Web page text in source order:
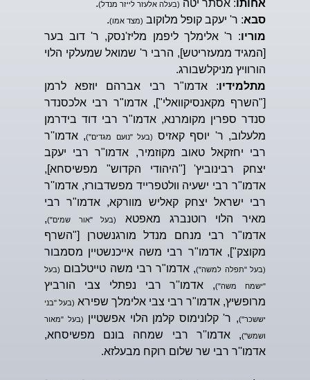
אחותו: אסתר יטה (בעלה אלעזר לייזר מנדל).
סבא: ר' יעקב קופל מלוקוב (מצד אמו).
מוריו: ר' אלימלך ליפמן מליז'נסק, ר' דוב בער
[המגיד ממעזריטש], הרבי ר' שמואל שמעלקי הלוי
הורוויץ מניקלשבורג.
מתלמידיו: אדמו"ר רבי אברהם יוזפא לרמן
["השרף מקאנסיקוואלי"], אדמו"ר רבי אלכסנדר
סנדר ספרין מקומרנא, אדמו"ר רבי דוד בידרמן
מלעלוב, ר' יוסף קאזיס
(בעל "נועם מגדים"), אדמו''ר
רבי יחזקאל טאוב מקוזמיר, אדמו"ר רבי יעקב
יצחק רבינוביץ' ["היהודי הקדוש" מפשיסחא],
אדמו"ר רבי ישעיה וולטפרייד מפשדבורז, אדמו''ר
רבי ישראל יצחק קאליש מוורקא, אדמו"ר רבי
מאיר הלוי רוטנברג מאפטא
(בעל "אור שמים"),
אדמו"ר רבי מנחם מנדל מורגנשטרן ["השרף
מקוצק"], אדמו"ר רבי משה אייכנשטיין מסמבור
(בעל "תפלה למשה"), אדמו"ר רבי משה טייטלבום (בעל
"ישמח משה"), אדמו''ר רבי נפתלי צבי הורביץ
מרופשיץ, אדמו"ר רבי צבי אלימלך שפירא (בעל "בני
יששכר"), ר' קלונימוס קלמן הלוי אפשטיין
(בעל "מאור
ושמש"), אדמו''ר רבי שמחה בונם מפשיסחא,
אדמו''ר רבי שר שלום רוקח מבעלזא.